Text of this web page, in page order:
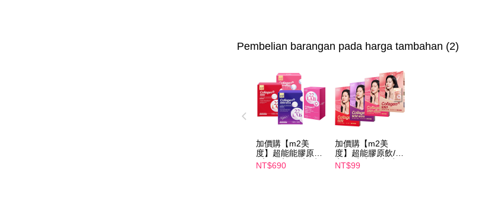
Pembelian barangan pada harga tambahan (2)
加價購【m2美
度】超能能膠原飲
4入/晚安飲4入/水
光飲4入/新生飲4
NT$690
加價購【m2美
度】超能膠原飲/晚
安飲/水光飲/新生
飲-孫藝珍推薦(任
NT$99